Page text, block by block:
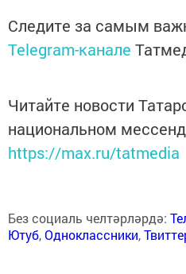
Следите за самым
Telegram-канале
Читайте новости
национальном
https://max.ru/tatmedia
Без социаль челтәрләрдә:
Ютуб,Одноклассники,